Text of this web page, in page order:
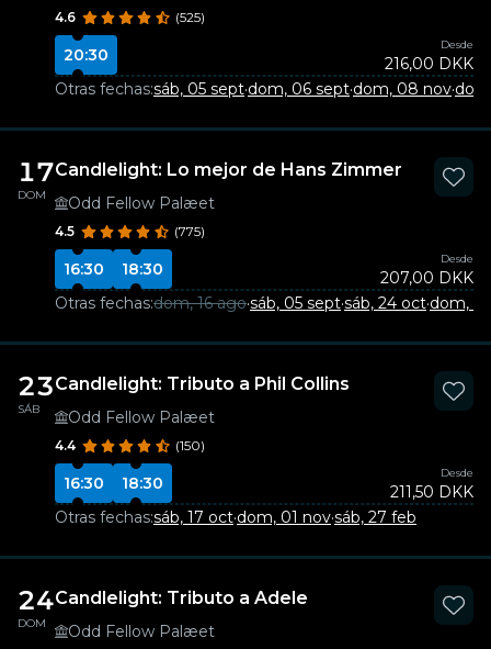
4.6 (525)
20:30
Desde
216,00 DKK
Otras fechas:sáb, 05 sept·dom, 06 sept·dom, 08 nov·
17
DOM
Candlelight: Lo mejor de Hans Zimmer
Odd Fellow Palæet
4.5 (775)
16:30 18:30
Desde
207,00 DKK
Otras fechas:dom, 16 ago·sáb, 05 sept·sáb, 24 oct·dom,
23
SÁB
Candlelight: Tributo a Phil Collins
Odd Fellow Palæet
4.4 (150)
16:30 18:30
Desde
211,50 DKK
Otras fechas:sáb, 17 oct·dom, 01 nov·sáb, 27 feb
24
DOM
Candlelight: Tributo a Adele
Odd Fellow Palæet